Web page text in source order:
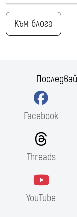
Към блога
Facebook
Threads
YouTube